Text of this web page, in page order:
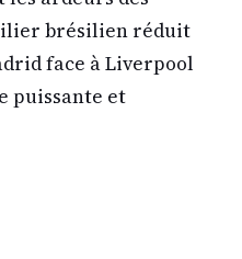
brésilien réduit
face à Liverpool
puissante et